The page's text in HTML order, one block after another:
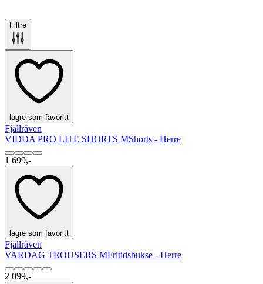
Filtre
lagre som favoritt
Fjällräven
VIDDA PRO LITE SHORTS MShorts - Herre
1 699,-
lagre som favoritt
Fjällräven
VARDAG TROUSERS MFritidsbukse - Herre
2 099,-